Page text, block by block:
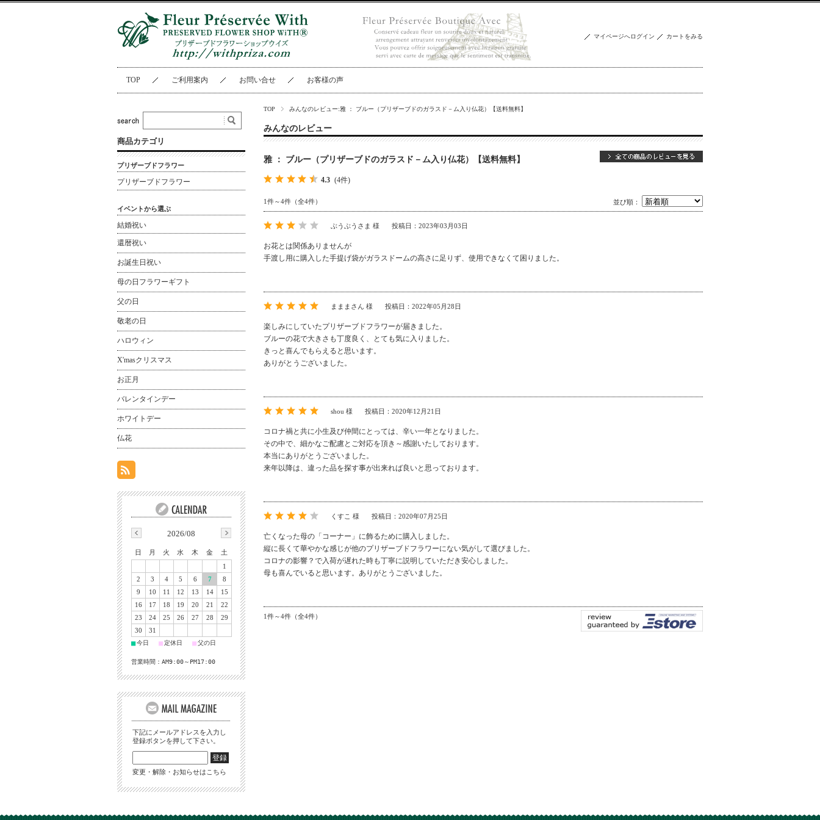
マイページへログイン カートをみる
TOP ご利用案内 お問い合せ お客様の声
TOP みんなのレビュー:雅 ： ブルー（プリザーブドのガラスド－ム入り仏花）【送料無料】
みんなのレビュー
雅 ： ブルー（プリザーブドのガラスド－ム入り仏花）【送料無料】
4.3 (4件)
1件～4件（全4件） 並び順：
ぶうぶうさま 様 投稿日：2023年03月03日
お花とは関係ありませんが
手渡し用に購入した手提げ袋がガラスドームの高さに足りず、使用できなくて困りました。
まままさん 様 投稿日：2022年05月28日
楽しみにしていたプリザーブドフラワーが届きました。
ブルーの花で大きさも丁度良く、とても気に入りました。
きっと喜んでもらえると思います。
ありがとうございました。
shou 様 投稿日：2020年12月21日
コロナ禍と共に小生及び仲間にとっては、辛い一年となりました。
その中で、細かなご配慮とご対応を頂き～感謝いたしております。
本当にありがとうございました。
来年以降は、違った品を探す事が出来れば良いと思っております。
くすこ 様 投稿日：2020年07月25日
亡くなった母の「コーナー」に飾るために購入しました。
縦に長くて華やかな感じが他のプリザーブドフラワーにない気がして選びました。
コロナの影響？で入荷が遅れた時も丁寧に説明していただき安心しました。
母も喜んでいると思います。ありがとうございました。
1件～4件（全4件）
商品カテゴリ
プリザーブドフラワー
プリザーブドフラワー
イベントから選ぶ
結婚祝い
還暦祝い
お誕生日祝い
母の日フラワーギフト
父の日
敬老の日
ハロウィン
X'masクリスマス
お正月
バレンタインデー
ホワイトデー
仏花
2026/08
日 月 火 水 木 金
土
1
2
3 4 5 6 7
8
9
10 11 12 13 14
15
16
17 18 19 20 21
22
23
24 25 26 27 28
29
30
31
■今日 ■定休日 ■父の日
営業時間：AM9:00～PM17:00
下記にメールアドレスを入力し
登録ボタンを押して下さい。
変更・解除・お知らせはこちら